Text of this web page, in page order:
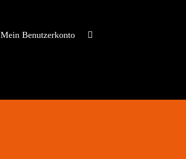
Mein Benutzerkonto